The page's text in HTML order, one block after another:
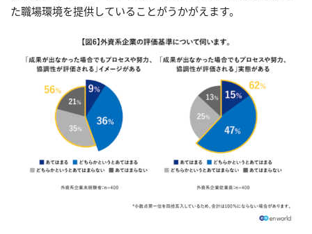
た職場環境を提供していることがうかがえます。